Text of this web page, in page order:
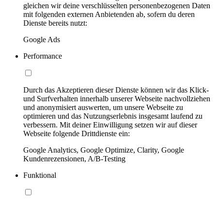
gleichen wir deine verschlüsselten personenbezogenen Daten
mit folgenden externen Anbietenden ab, sofern du deren
Dienste bereits nutzt:
Google Ads
Performance
Durch das Akzeptieren dieser Dienste können wir das Klick-
und Surfverhalten innerhalb unserer Webseite nachvollziehen
und anonymisiert auswerten, um unsere Webseite zu
optimieren und das Nutzungserlebnis insgesamt laufend zu
verbessern. Mit deiner Einwilligung setzen wir auf dieser
Webseite folgende Drittdienste ein:
Google Analytics, Google Optimize, Clarity, Google
Kundenrezensionen, A/B-Testing
Funktional